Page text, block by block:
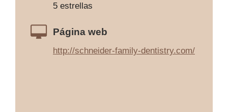
5 estrellas
Página web
http://schneider-family-dentistry.com/